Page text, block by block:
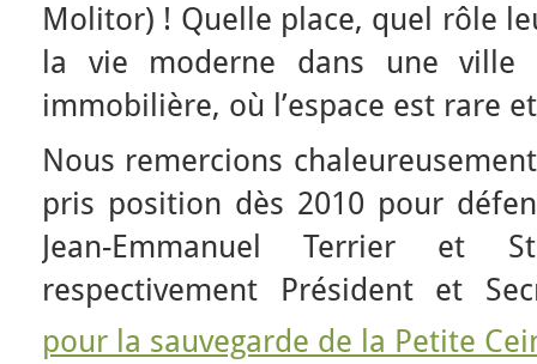
Molitor) ! Quelle place, quel rôle
la vie moderne dans une ville
immobilière, où l’espace est rare
Nous remercions
pris position dès 2010 pour
Jean-Emmanuel Terrier et
respectivement Président et
pour la sauvegarde de la Petite